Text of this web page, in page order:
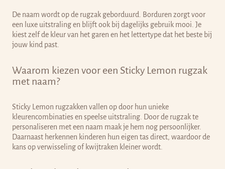
De naam wordt op de rugzak geborduurd. Borduren zorgt voor
een luxe uitstraling en blijft ook bij dagelijks gebruik mooi. Je
kiest zelf de kleur van het garen en het lettertype dat het beste bij
jouw kind past.
Waarom kiezen voor een Sticky Lemon rugzak
met naam?
Sticky Lemon rugzakken vallen op door hun unieke
kleurencombinaties en speelse uitstraling. Door de rugzak te
personaliseren met een naam maak je hem nog persoonlijker.
Daarnaast herkennen kinderen hun eigen tas direct, waardoor de
kans op verwisseling of kwijtraken kleiner wordt.